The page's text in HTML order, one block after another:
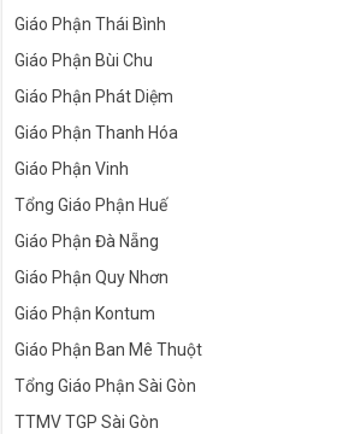
Giáo Phận Thái Bình
Giáo Phận Bùi Chu
Giáo Phận Phát Diệm
Giáo Phận Thanh Hóa
Giáo Phận Vinh
Tổng Giáo Phận Huế
Giáo Phận Đà Nẵng
Giáo Phận Quy Nhơn
Giáo Phận Kontum
Giáo Phận Ban Mê Thuột
Tổng Giáo Phận Sài Gòn
TTMV TGP Sài Gòn